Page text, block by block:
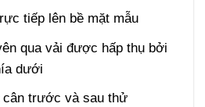
tiếp lên bề mặt mẫu
qua vải được hấp thụ bởi
dưới
trước và sau thử